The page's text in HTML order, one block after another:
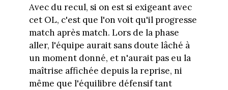
Avec du recul, si on est si exigeant avec
cet OL, c'est que l'on voit qu'il progresse
match après match. Lors de la phase
aller, l'équipe aurait sans doute lâché à
un moment donné, et n'aurait pas eu la
maîtrise affichée depuis la reprise, ni
même que l'équilibre défensif tant